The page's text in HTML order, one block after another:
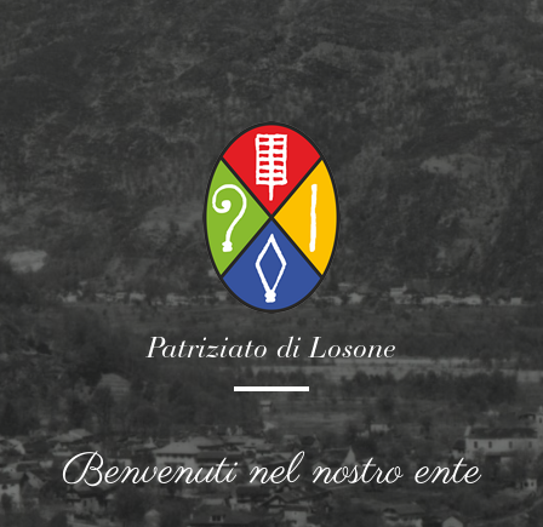
Patriziato di Losone
Benvenuti nel nostro ente